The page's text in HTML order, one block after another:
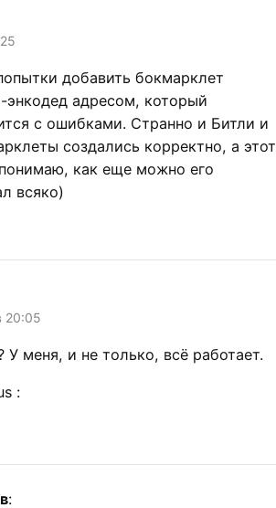
добавить бокмарклет
энкодед адресом, который
с ошибками. Странно и Битли и
создались корректно, а этот
как еще можно его
всяко)
20:05
У меня, и не только, всё работает.
:
: